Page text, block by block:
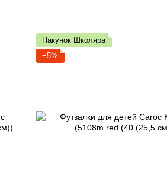
Пакунок Школяра
−5%